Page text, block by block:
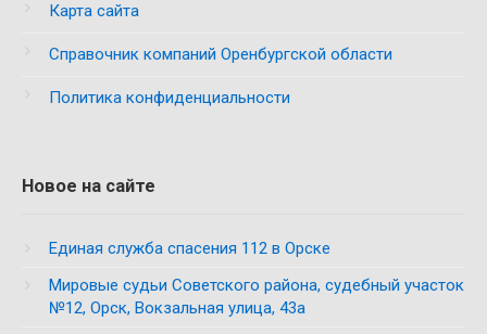
Карта сайта
Справочник компаний Оренбургской области
Политика конфиденциальности
Новое на сайте
Единая служба спасения 112 в Орске
Мировые судьи Советского района, судебный участок
№12, Орск, Вокзальная улица, 43а